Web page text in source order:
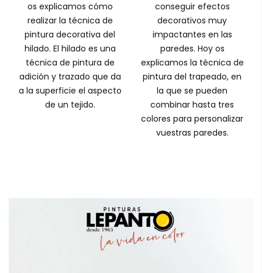
os explicamos cómo
realizar la técnica de
pintura decorativa del
hilado. El hilado es una
técnica de pintura de
adición y trazado que da
a la superficie el aspecto
de un tejido.
conseguir efectos
decorativos muy
impactantes en las
paredes. Hoy os
explicamos la técnica de
pintura del trapeado, en
la que se pueden
combinar hasta tres
colores para personalizar
vuestras paredes.